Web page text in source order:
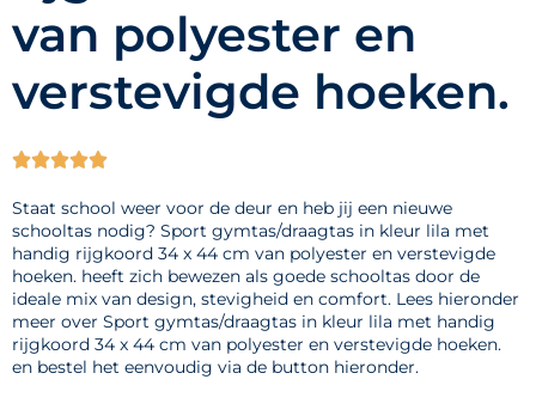
van polyester en
verstevigde hoeken.

Staat school weer voor de deur en heb jij een nieuwe
schooltas nodig? Sport gymtas/draagtas in kleur lila met
handig rijgkoord 34 x 44 cm van polyester en verstevigde
hoeken. heeft zich bewezen als goede schooltas door de
ideale mix van design, stevigheid en comfort. Lees hieronder
meer over Sport gymtas/draagtas in kleur lila met handig
rijgkoord 34 x 44 cm van polyester en verstevigde hoeken.
en bestel het eenvoudig via de button hieronder.